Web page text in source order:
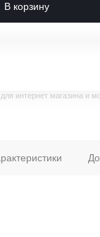
В корзину
интернет магазина и